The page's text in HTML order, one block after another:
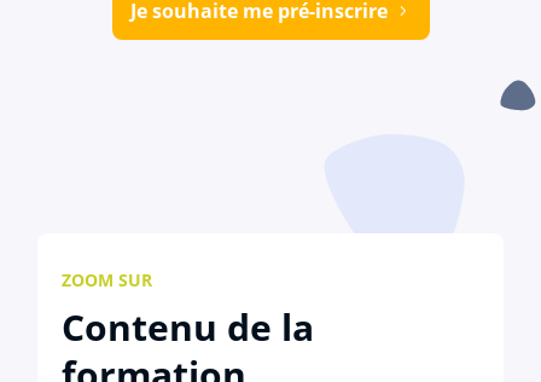
Je souhaite me pré-inscrire
ZOOM SUR
Contenu de la